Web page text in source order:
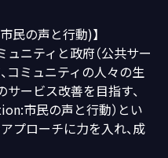
民の声と行動)】
ュニティと政府（公共サー
コミュニティの人々の生
ービス改善を目指す、
市民の声と行動）とい
プローチに力を入れ、成